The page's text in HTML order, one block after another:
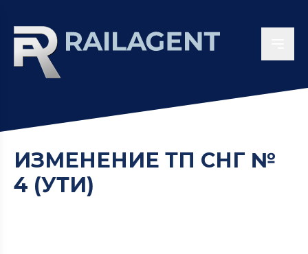
ИЗМЕНЕНИЕ ТП СНГ №
4 (УТИ)